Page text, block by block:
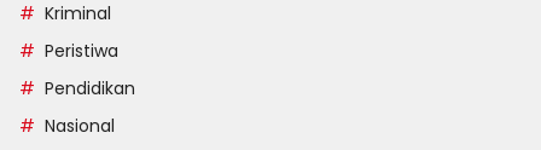
Kriminal
Peristiwa
Pendidikan
Nasional